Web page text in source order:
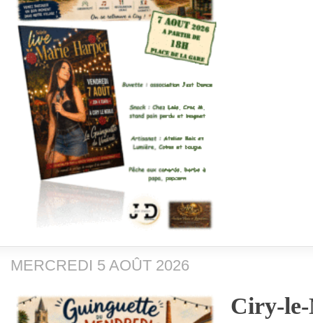
MERCREDI 5 AOÛT 2026
Ciry-le-